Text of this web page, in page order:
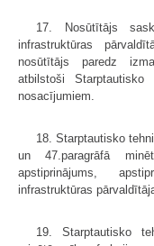
17. Nosūtītājs
infrastruktūras
nosūtītājs paredz
atbilstoši Starptautisko
nosacījumiem.
18. Starptautisko
un 47.paragrāfā
apstiprinājums,
infrastruktūras
19. Starptautisko